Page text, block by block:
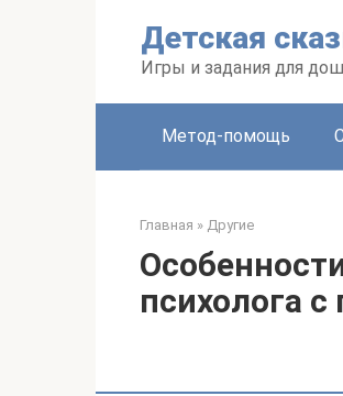
Детская
Игры и задания для
Метод-помощь
Главная » Другие
психолога